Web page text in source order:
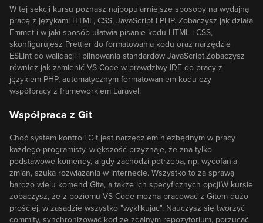
W tej sekcji kursu poznasz najpopularniejsze sposoby na wydajną
pracę z językami HTML, CSS, JavaScript i PHP. Zobaczysz jak działa
Emmet i w jaki sposób ułatwia pisanie kodu HTML i CSS,
skonfigurujesz Prettier do formatowania kodu oraz narzędzie
ESLint do walidacji i pilnowania standardów JavaScript.Zobaczysz
również jak zamienić VS Code w prawdziwy IDE do pracy z
językiem PHP, automatycznym formatowaniem kodu czy
współpracy z frameworkiem Laravel.
Współpraca z Git
Choć system kontroli Git jest narzędziem niezbędnym w pracy
każdego programisty, większość przyznaje, że zna tylko
podstawowe komendy, a gdy zachodzi potrzeba, np. wycofania
zmian, szuka rozwiązania w internecie. Wszystko to za sprawą
bardzo wielu komend Gita, a także ich specyficznych opcji.W kursie
zobaczysz, że z poziomu VS Code można pracować z Gitem dużo
prościej, w zasadzie wszystko "wyklikując". Nauczysz się tworzyć
commity, synchronizować kod ze zdalnym repozytorium, porzucać